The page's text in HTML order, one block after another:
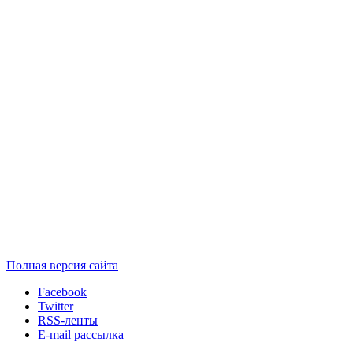
Полная версия сайта
Facebook
Twitter
RSS-ленты
E-mail рассылка